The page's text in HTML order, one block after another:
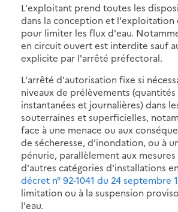
L'exploitant prend toutes les
dans la conception et l'exploitation
pour limiter les flux d'eau.
en circuit ouvert est interdite sauf
explicite par l'arrêté préfectoral.
L'arrêté d'autorisation fixe si
niveaux de prélèvements (quantités
instantanées et journalières) dans
souterraines et superficielles,
face à une menace ou aux
de sécheresse, d'inondation, ou à
pénurie, parallèlement aux
d'autres catégories d'installations
décret n° 92-1041 du 24 septembre
limitation ou à la suspension
l'eau.